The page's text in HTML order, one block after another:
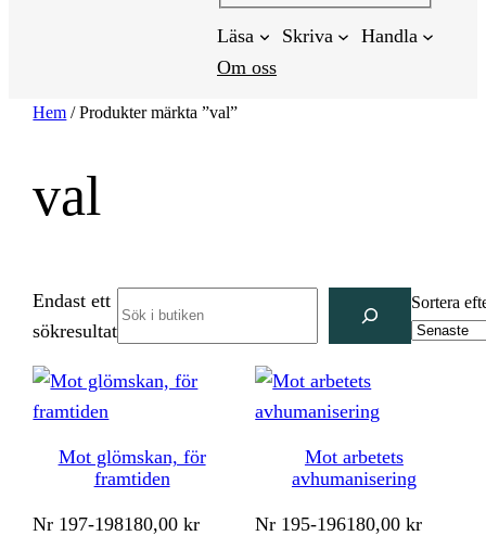
Läsa Skriva
Handla
Om oss
Hem / Produkter märkta ”val”
val
Endast ett
sökresultat
Sortera
Mot glömskan, för
framtiden
Nr 197-198180,00kr
Mot arbetets
avhumanisering
Nr 195-196180,00kr